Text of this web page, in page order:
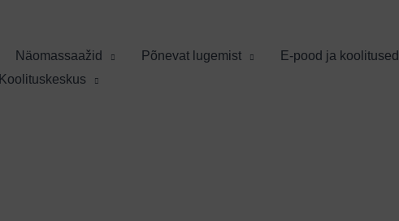
Näomassaažid Põnevat lugemist
E-pood ja koolitused
Koolituskeskus